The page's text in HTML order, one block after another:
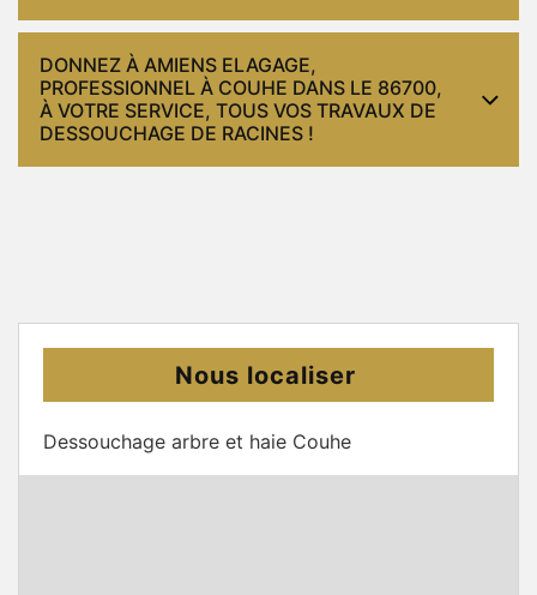
DONNEZ À AMIENS ELAGAGE,
PROFESSIONNEL À COUHE DANS LE 86700,
À VOTRE SERVICE, TOUS VOS TRAVAUX DE
DESSOUCHAGE DE RACINES !
Nous localiser
Dessouchage arbre et haie Couhe